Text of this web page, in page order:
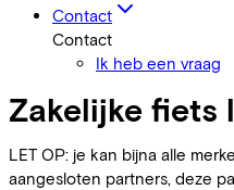
Contact
Contact
Ik heb een vraag
Zakelijke fiets
LET OP: je kan bijna alle
aangesloten partners, deze